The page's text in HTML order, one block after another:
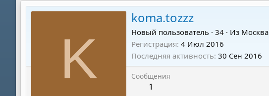
K
koma.tozzz
Новый пользователь · 34 · Из Москва
Регистрация 4 Июл 2016
Последняя активность 30 Сен 2016
Сообщения
1